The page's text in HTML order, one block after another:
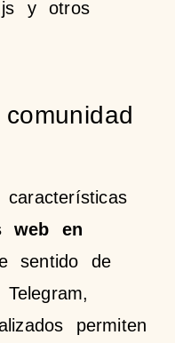
y otros
web en
sentido de
permiten